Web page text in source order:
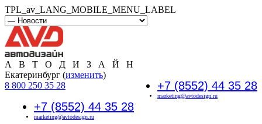
TPL_av_LANG_MOBILE_MENU_LABEL
А В Т О Д И З А Й Н
+7 (8552) 44 35 28
marketing@avtodesign.ru
Екатеринбург (изменить)
8 800 250 35 28
+7 (8552) 44 35 28
marketing@avtodesign.ru